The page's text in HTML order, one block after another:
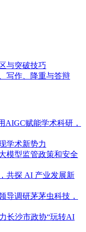
与突破技巧
写作、降重与答辩
AIGC赋能学术科研，
学术新势力
模型监管政策和安全
共探 AI 产业发展新
导调研茅茅虫科技，
长沙市政协“玩转AI